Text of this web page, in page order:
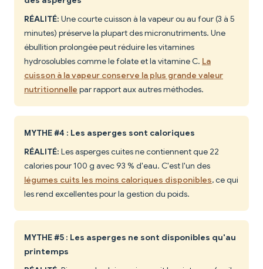
RÉALITÉ: Une courte cuisson à la vapeur ou au four (3 à 5
minutes) préserve la plupart des micronutriments. Une
ébullition prolongée peut réduire les vitamines
hydrosolubles comme le folate et la vitamine C. La
cuisson à la vapeur conserve la plus grande valeur
nutritionnelle par rapport aux autres méthodes.
MYTHE #4 : Les asperges sont caloriques
RÉALITÉ: Les asperges cuites ne contiennent que 22
calories pour 100 g avec 93 % d'eau. C'est l'un des
légumes cuits les moins caloriques disponibles, ce qui
les rend excellentes pour la gestion du poids.
MYTHE #5 : Les asperges ne sont disponibles qu'au
printemps